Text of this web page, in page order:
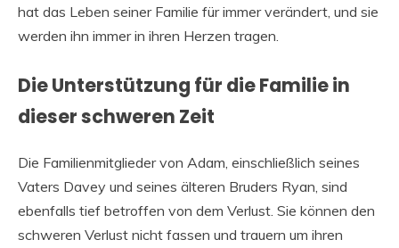
hat das Leben seiner Familie für immer verändert, und sie
werden ihn immer in ihren Herzen tragen.
Die Unterstützung für die Familie in
dieser schweren Zeit
Die Familienmitglieder von Adam, einschließlich seines
Vaters Davey und seines älteren Bruders Ryan, sind
ebenfalls tief betroffen von dem Verlust. Sie können den
schweren Verlust nicht fassen und trauern um ihren